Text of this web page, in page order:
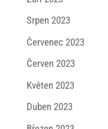
Srpen 2023
Červenec 2023
Červen 2023
Květen 2023
Duben 2023